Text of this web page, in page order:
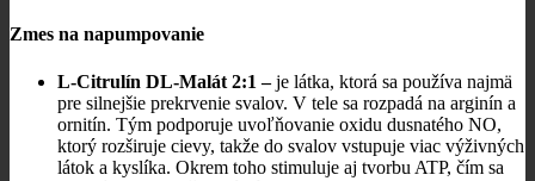
Zmes na napumpovanie
L-Citrulín DL-Malát 2:1 –je látka, ktorá sa používa najmä
pre silnejšie prekrvenie svalov. V tele sa rozpadá na arginín a
ornitín. Tým podporuje uvoľňovanie oxidu dusnatého NO,
ktorý rozširuje cievy, takže do svalov vstupuje viac výživných
látok a kyslíka. Okrem toho stimuluje aj tvorbu ATP, čím sa